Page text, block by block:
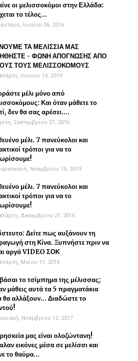
οι μελισσοκόμοι στην Ελλάδα:
το τέλος...
Ιουνίου 06, 2016
ΤΑ ΜΕΛΙΣΣΙΑ ΜΑΣ
- ΦΩΝΗ ΑΠΟΓΝΩΣΗΣ ΑΠΟ
ΤΟΥΣ ΜΕΛΙΣΣΟΚΟΜΟΥΣ
Ιουνίου 19, 2019
μέλι μόνο από
Και όταν μάθετε το
δεν θα σας αρέσει....
Σεπτεμβρίου 27, 2016
μέλι. 7 πανεύκολοι και
τρόποι για να το
Νοεμβρίου 15, 2019
μέλι. 7 πανεύκολοι και
τρόποι για να το
Δεκεμβρίου 21, 2016
Δείτε πως αυξάνουν τη
στη Κίνα. Ξυπνήστε πριν να
αργά VIDEO ΣΟΚ
Μαΐου 11, 2016
το τσίμπημα της μέλισσας;
μάθεις αυτά τα 5 πραγματάκια
θα αλλάξουν... Διαδώστε το
Νοεμβρίου 12, 2017
μας είναι ολοζώντανη!
εικόνες μέσα σε μελίσσι και
το θαύμα...